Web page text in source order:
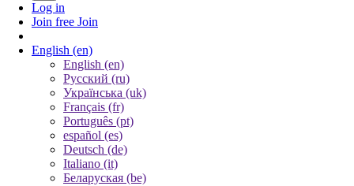
Log in
Join free Join
English (en)
English (en)
Русский (ru)
Українська (uk)
Français (fr)
Português (pt)
español (es)
Deutsch (de)
Italiano (it)
Беларуская (be)